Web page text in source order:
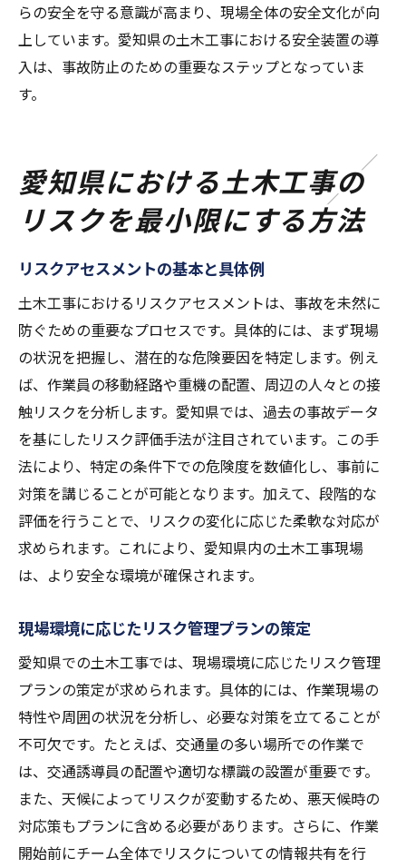
らの安全を守る意識が高まり、現場全体の安全文化が向
上しています。愛知県の土木工事における安全装置の導
入は、事故防止のための重要なステップとなっていま
す。
愛知県における土木工事の
リスクを最小限にする方法
リスクアセスメントの基本と具体例
土木工事におけるリスクアセスメントは、事故を未然に
防ぐための重要なプロセスです。具体的には、まず現場
の状況を把握し、潜在的な危険要因を特定します。例え
ば、作業員の移動経路や重機の配置、周辺の人々との接
触リスクを分析します。愛知県では、過去の事故データ
を基にしたリスク評価手法が注目されています。この手
法により、特定の条件下での危険度を数値化し、事前に
対策を講じることが可能となります。加えて、段階的な
評価を行うことで、リスクの変化に応じた柔軟な対応が
求められます。これにより、愛知県内の土木工事現場
は、より安全な環境が確保されます。
現場環境に応じたリスク管理プランの策定
愛知県での土木工事では、現場環境に応じたリスク管理
プランの策定が求められます。具体的には、作業現場の
特性や周囲の状況を分析し、必要な対策を立てることが
不可欠です。たとえば、交通量の多い場所での作業で
は、交通誘導員の配置や適切な標識の設置が重要です。
また、天候によってリスクが変動するため、悪天候時の
対応策もプランに含める必要があります。さらに、作業
開始前にチーム全体でリスクについての情報共有を行